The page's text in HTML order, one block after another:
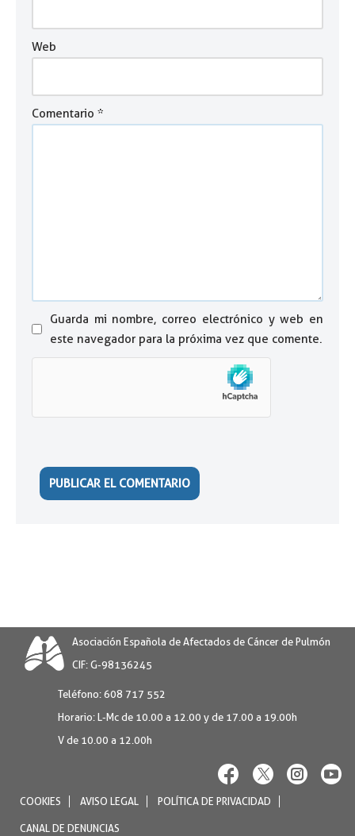
Web
Comentario *
Guarda mi nombre, correo electrónico y web en
este navegador para la próxima vez que comente.
Asociación Española de Afectados de Cáncer de Pulmón
CIF: G-98136245
Teléfono: 608 717 552
Horario: L-Mc de 10.00 a 12.00 y de 17.00 a 19.00h
V de 10.00 a 12.00h
COOKIES AVISO LEGAL POLÍTICA DE PRIVACIDAD
CANAL DE DENUNCIAS